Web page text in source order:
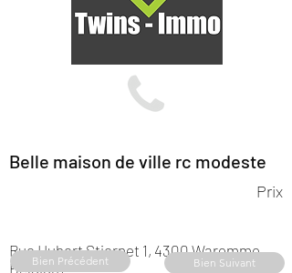
Belle maison de ville rc modeste
Prix
Rue Hubert Stiernet 1, 4300 Waremme,
Belgium
Bien Suivant
Bien Précédent